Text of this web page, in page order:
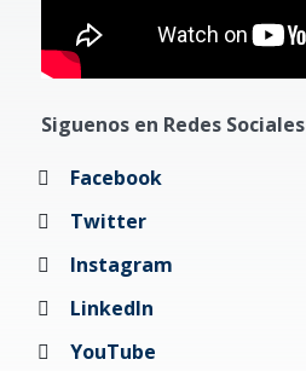
Siguenos en Redes Sociales
Facebook
Twitter
Instagram
LinkedIn
YouTube